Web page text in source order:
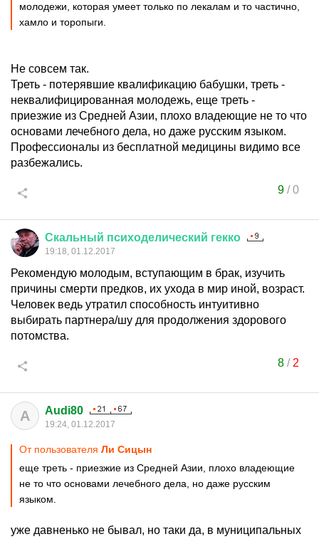
молодежи, которая умеет только по лекалам и то частично,
хамло и торопыги.
Не совсем так.
Треть - потерявшие квалификацию бабушки, треть -
неквалифицированная молодежь, еще треть -
приезжие из Средней Азии, плохо владеющие не то что
основами лечебного дела, но даже русским языком.
Профессионалы из бесплатной медицины видимо все
разбежались.
9/0
Скальный психоделический гекко
19:18, 01.12.2017
Рекомендую молодым, вступающим в брак, изучить
причины смерти предков, их ухода в мир иной, возраст.
Человек ведь утратил способность интуитивно
выбирать партнера/шу для продолжения здорового
потомства.
8/ 2
A Audi80
19:24, 01.12.2017
От пользователя Ли Сицын
еще треть - приезжие из Средней Азии, плохо владеющие
не то что основами лечебного дела, но даже русским
языком.
уже давненько не бывал, но таки да, в муниципальных